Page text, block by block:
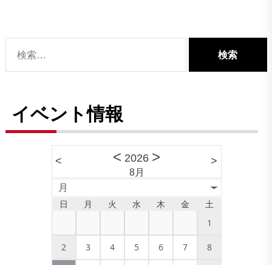
索:
イベント情報
< < 2026 >
8月
>
月
日 月 火 水 木 金 土
1
2 3 4 5 6 7 8